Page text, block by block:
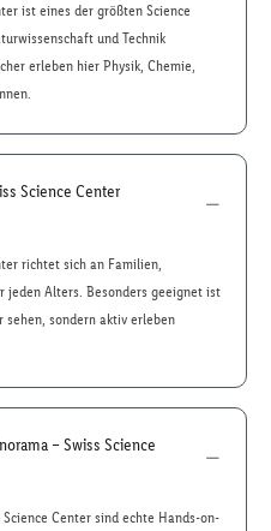
ist eines der größten Science
und Technik
erleben hier Physik, Chemie,
Science Center
richtet sich an Familien,
jeden Alters. Besonders geeignet ist
sondern aktiv erleben
– Swiss Science
Center sind echte Hands-on-